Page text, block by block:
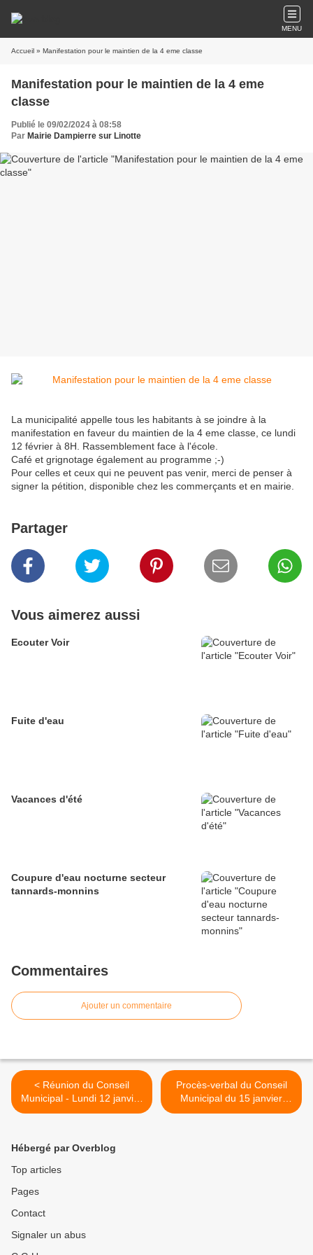
MENU
Accueil » Manifestation pour le maintien de la 4 eme classe
Manifestation pour le maintien de la 4 eme
classe
Publié le 09/02/2024 à 08:58
Par Mairie Dampierre sur Linotte
La municipalité appelle tous les habitants à se joindre à la
manifestation en faveur du maintien de la 4 eme classe, ce lundi
12 février à 8H. Rassemblement face à l'école.
Café et grignotage également au programme ;-)
Pour celles et ceux qui ne peuvent pas venir, merci de penser à
signer la pétition, disponible chez les commerçants et en mairie.
Partager
Vous aimerez aussi
Ecouter Voir
Fuite d'eau
Vacances d'été
Coupure d'eau nocturne secteur
tannards-monnins
Commentaires
Ajouter un commentaire
< Réunion du Conseil
Municipal - Lundi 12 janvier
2024
Procès-verbal du Conseil
Municipal du 15 janvier
2024 >
Hébergé par Overblog
Top articles
Pages
Contact
Signaler un abus